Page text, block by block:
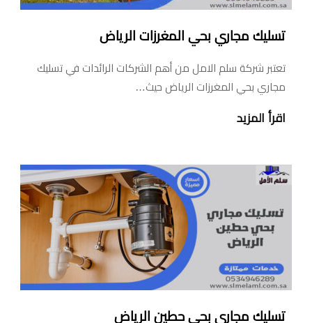
تسليك مجاري بحي المغرزات الرياض
تعتبر شركة سلم الامل من أهم الشركات الرائدات في تسليك
مجاري بحي المغرزات الرياض حيث…
اقرأ المزيد
تسليك مجاري بحي حطين الرياض